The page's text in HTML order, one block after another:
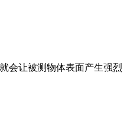
会让被测物体表面产生强烈